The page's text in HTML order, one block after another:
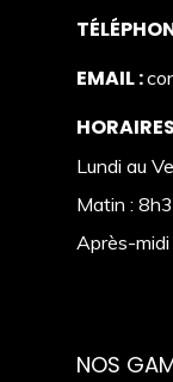
EMAIL :
Lundi au
Matin :
Après-
NOS